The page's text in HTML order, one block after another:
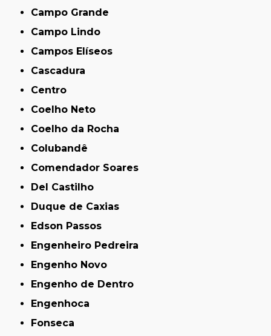
Campo Grande
Campo Lindo
Campos Elíseos
Cascadura
Centro
Coelho Neto
Coelho da Rocha
Colubandê
Comendador Soares
Del Castilho
Duque de Caxias
Edson Passos
Engenheiro Pedreira
Engenho Novo
Engenho de Dentro
Engenhoca
Fonseca